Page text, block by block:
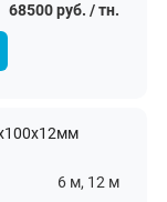
68500 руб. / тн.
6 м, 12 м